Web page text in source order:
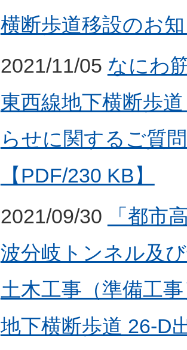
横断歩道移設のお
2021/11/05 なにわ
東西線地下横断歩
らせに関するご質
【PDF/230 KB】
2021/09/30
「都市
波分岐トンネル及
土木工事（準備工
地下横断歩道 26-D